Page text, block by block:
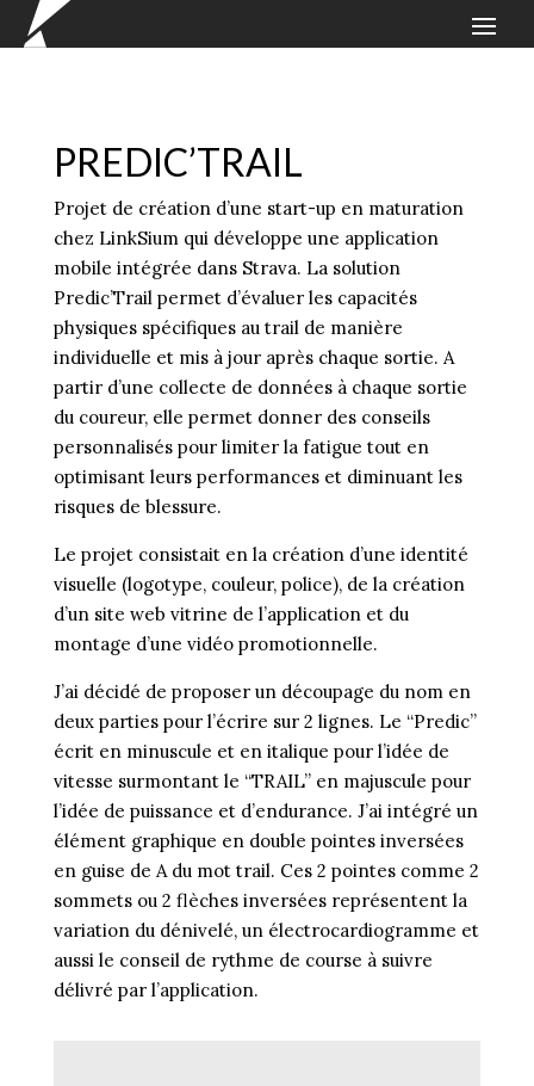
PREDIC’TRAIL
Projet de création d’une start-up en maturation
chez LinkSium qui développe une application
mobile intégrée dans Strava. La solution
Predic’Trail permet d’évaluer les capacités
physiques spécifiques au trail de manière
individuelle et mis à jour après chaque sortie. A
partir d’une collecte de données à chaque sortie
du coureur, elle permet donner des conseils
personnalisés pour limiter la fatigue tout en
optimisant leurs performances et diminuant les
risques de blessure.
Le projet consistait en la création d’une identité
visuelle (logotype, couleur, police), de la création
d’un site web vitrine de l’application et du
montage d’une vidéo promotionnelle.
J’ai décidé de proposer un découpage du nom en
deux parties pour l’écrire sur 2 lignes. Le “Predic”
écrit en minuscule et en italique pour l’idée de
vitesse surmontant le “TRAIL” en majuscule pour
l’idée de puissance et d’endurance. J’ai intégré un
élément graphique en double pointes inversées
en guise de A du mot trail. Ces 2 pointes comme 2
sommets ou 2 flèches inversées représentent la
variation du dénivelé, un électrocardiogramme et
aussi le conseil de rythme de course à suivre
délivré par l’application.